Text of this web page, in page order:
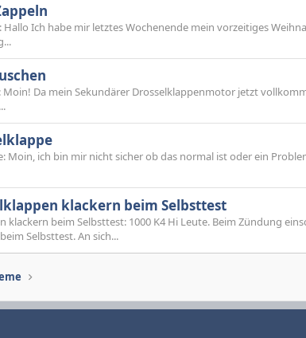
Ich habe mir letztes Wochenende mein vorzeitiges
Moin! Da mein Sekundärer Drosselklappenmotor jetzt
Moin, ich bin mir nicht sicher ob das normal ist oder ein
klackern beim Selbsttest
klackern beim Selbsttest: 1000 K4 Hi Leute. Beim Zündung
Selbsttest. An sich...